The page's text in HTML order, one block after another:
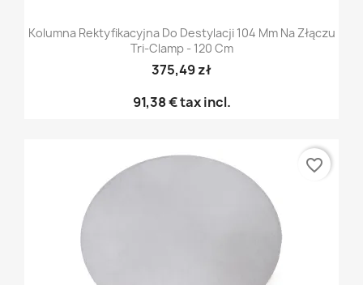
Kolumna Rektyfikacyjna Do Destylacji 104 Mm Na Złączu
Tri-Clamp - 120 Cm
375,49 zł
91,38 €tax incl.
favorite_border